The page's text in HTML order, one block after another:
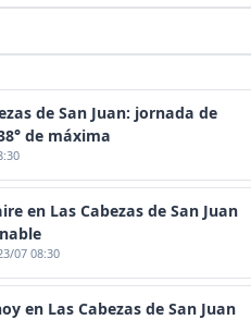
de San Juan: jornada de
de máxima
en Las Cabezas de San Juan
07 08:30
en Las Cabezas de San Juan